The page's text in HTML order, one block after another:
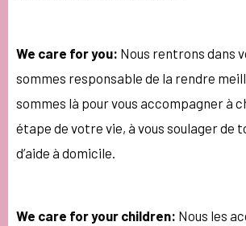
We care for you: Nous rentrons dans
sommes responsable de la rendre
sommes là pour vous accompagner à
étape de votre vie, à vous soulager de
d’aide à domicile.
We care for your children: Nous les